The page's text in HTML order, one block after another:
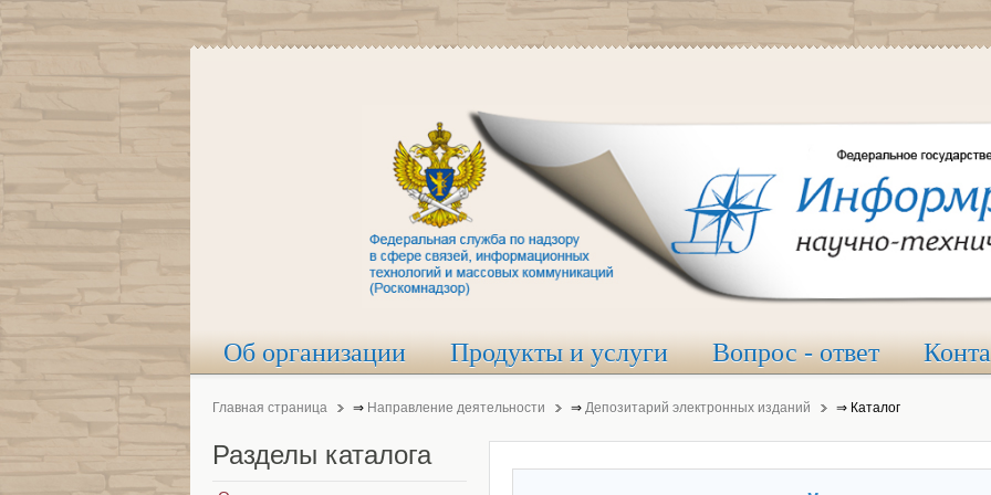
Об организации Продукты и услуги Вопрос - ответ
Главная страница ⇒ Направление деятельности ⇒ Депозитарий электронных изданий ⇒ Каталог
Разделы каталога